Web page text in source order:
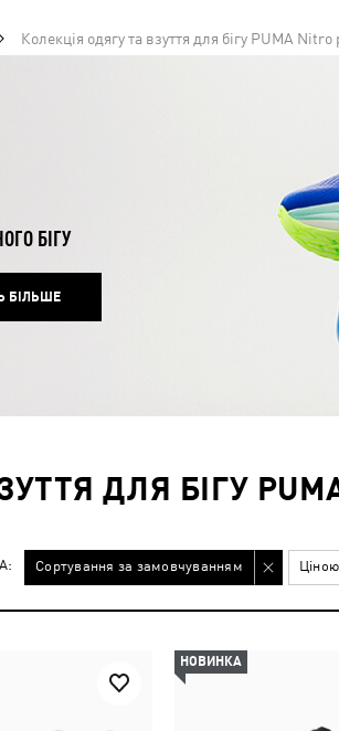
Колекція одягу та взуття для бігу PUMA Nitro
БІГУ
БІЛЬШЕ
ДЛЯ БІГУ
Сортування за замовчуванням
НОВИНКА